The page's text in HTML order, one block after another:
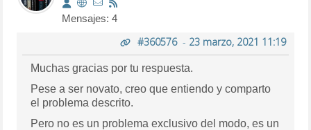
Mensajes: 4
#360576- 23 marzo, 2021 11:19
Muchas gracias por tu respuesta.
Pese a ser novato, creo que entiendo y comparto
el problema descrito.
Pero no es un problema exclusivo del modo, es un